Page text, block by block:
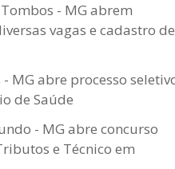
- MG abrem
vagas e cadastro de
MG abre processo
de Saúde
- MG abre concurso
e Técnico em